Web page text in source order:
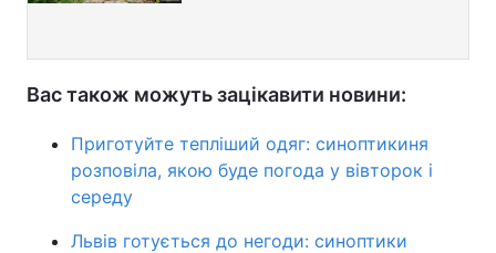
Вас також можуть зацікавити новини:
Приготуйте тепліший одяг: синоптикиня
розповіла, якою буде погода у вівторок і
середу
Львів готується до негоди: синоптики